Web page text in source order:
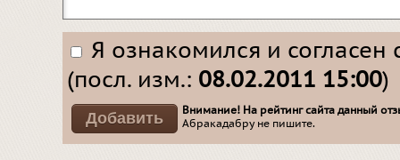
Я ознакомился и согласен
(посл. изм.: 08.02.2011 15:00)
Внимание! На рейтинг сайта данный
Абракадабру не пишите.